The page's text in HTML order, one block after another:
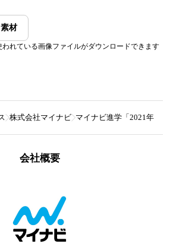
材
われている画像ファイルがダウンロードできます
株式会社マイナビ マイナビ進学「2021年 高
会社概要